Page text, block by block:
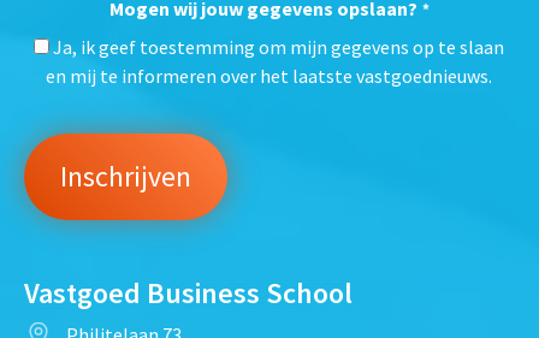
Mogen wij jouw gegevens opslaan? *
Ja, ik geef toestemming om mijn gegevens op te slaan
en mij te informeren over het laatste vastgoednieuws.
Vastgoed Business School